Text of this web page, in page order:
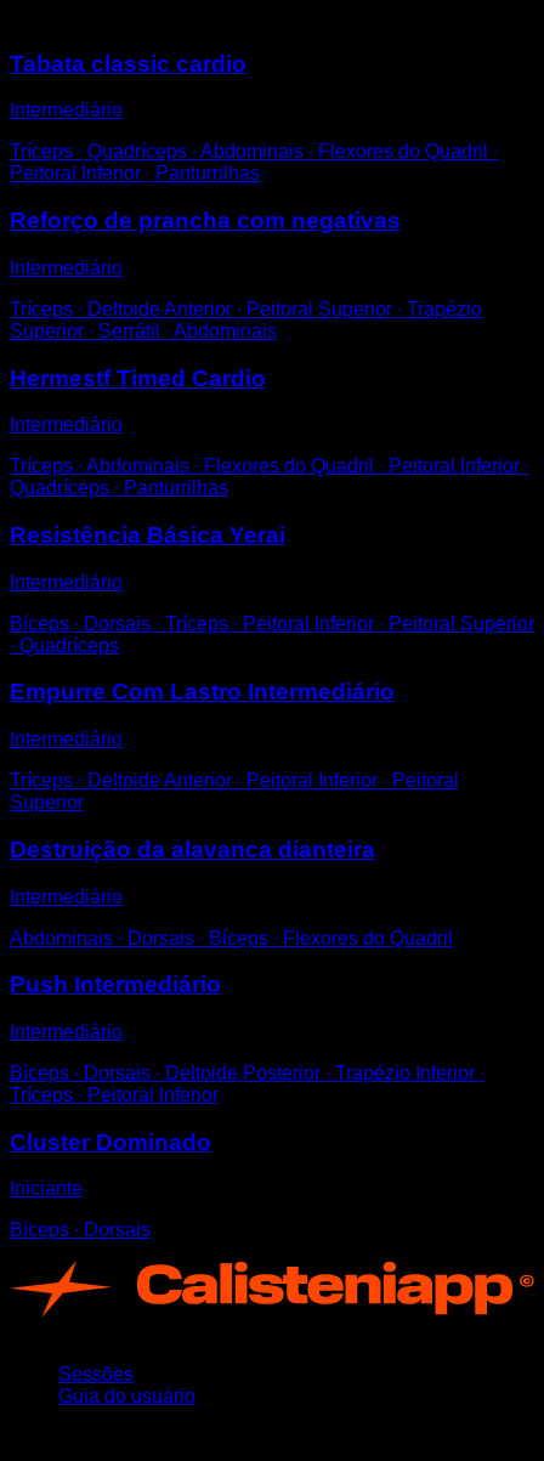
Tabata classic cardio
Intermediário
Tríceps ∙ Quadríceps ∙ Abdominais ∙ Flexores do Quadril ∙
Peitoral Inferior ∙ Panturrilhas
Reforço de prancha com negativas
Intermediário
Tríceps ∙ Deltoide Anterior ∙ Peitoral Superior ∙ Trapézio
Superior ∙ Serrátil ∙ Abdominais
Hermestf Timed Cardio
Intermediário
Tríceps ∙ Abdominais ∙ Flexores do Quadril ∙ Peitoral Inferior ∙
Quadríceps ∙ Panturrilhas
Resistência Básica Yerai
Intermediário
Bíceps ∙ Dorsais ∙ Tríceps ∙ Peitoral Inferior ∙ Peitoral Superior
∙ Quadríceps
Empurre Com Lastro Intermediário
Intermediário
Tríceps ∙ Deltoide Anterior ∙ Peitoral Inferior ∙ Peitoral
Superior
Destruição da alavanca dianteira
Intermediário
Abdominais ∙ Dorsais ∙ Bíceps ∙ Flexores do Quadril
Push Intermediário
Intermediário
Bíceps ∙ Dorsais ∙ Deltoide Posterior ∙ Trapézio Inferior ∙
Tríceps ∙ Peitoral Inferior
Cluster Dominado
Iniciante
Bíceps ∙ Dorsais
Sessões
Guia do usuário